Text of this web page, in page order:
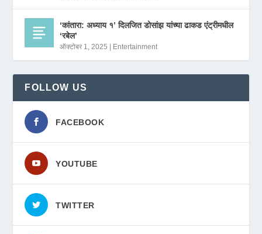
‘कांतारा: अध्याय १’ दिलजित डोसांझ यांच्या ढाकड एंट्रीमधील
‘रबेल’
ऑक्टोबर 1, 2025 | Entertainment
FOLLOW US
FACEBOOK
YOUTUBE
TWITTER